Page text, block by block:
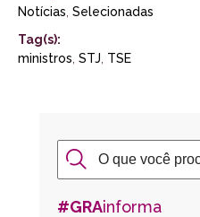
Notícias Selecionadas
Tag(s):
ministros STJ TSE
#GRAinforma